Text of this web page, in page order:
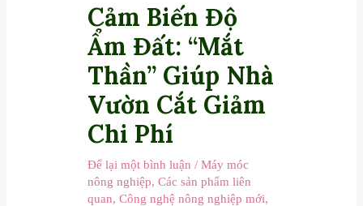
Cảm Biến Độ
Ẩm Đất: “Mắt
Thần” Giúp Nhà
Vườn Cắt Giảm
Chi Phí
Để lại một bình luận /Máy móc
nông nghiệp,Các sản phẩm liên
quan,Công nghệ nông nghiệp mới,